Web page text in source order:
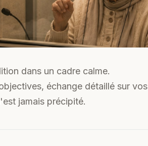
dans un cadre calme.
échange détaillé sur vos
jamais précipité.